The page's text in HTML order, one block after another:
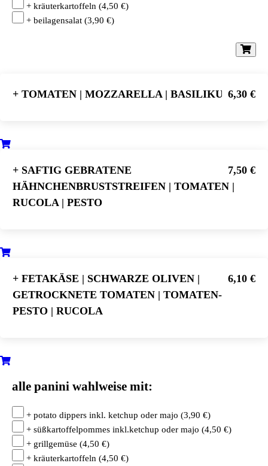
+ kräuterkartoffeln (4,50 €)
+ beilagensalat (3,90 €)
+ TOMATEN | MOZZARELLA | BASILIKUM6,30 €
+ SAFTIG GEBRATENE
HÄHNCHENBRUSTSTREIFEN | TOMATEN |
RUCOLA | PESTO
7,50 €
+ FETAKÄSE | SCHWARZE OLIVEN |
GETROCKNETE TOMATEN | TOMATEN-
PESTO | RUCOLA
6,10 €
alle panini wahlweise mit:
+ potato dippers inkl. ketchup oder majo (3,90 €)
+ süßkartoffelpommes inkl.ketchup oder majo (4,50 €)
+ grillgemüse (4,50 €)
+ kräuterkartoffeln (4,50 €)